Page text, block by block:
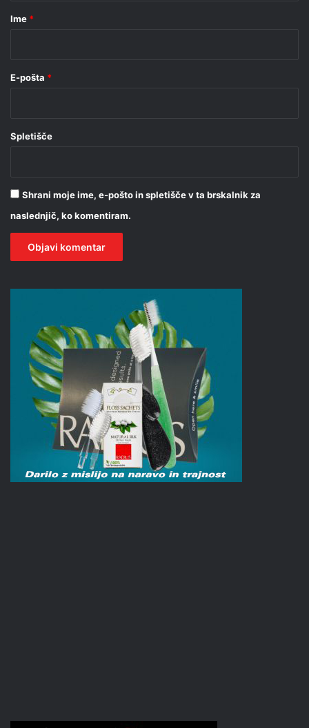
rIme *
E-pošta *
Spletišče
Shrani moje ime, e-pošto in spletišče v ta brskalnik za
naslednjič, ko komentiram.